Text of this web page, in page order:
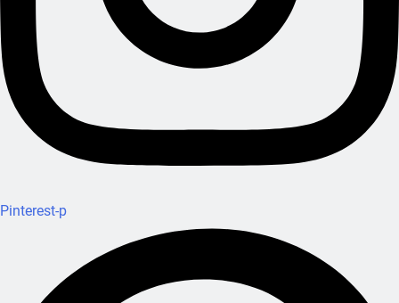
Pinterest-p